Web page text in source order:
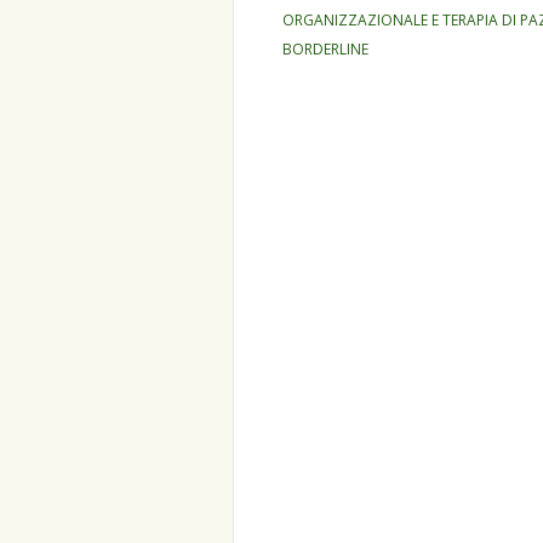
articolo
ORGANIZZAZIONALE E TERAPIA DI
BORDERLINE